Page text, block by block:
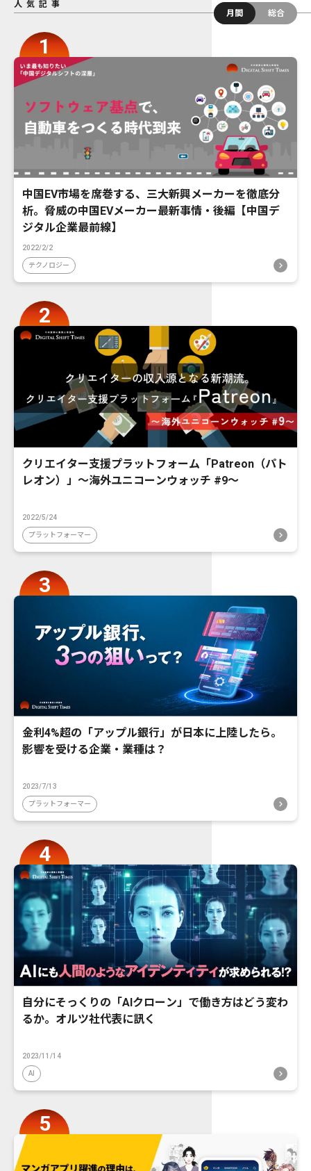
人気記事
月間
総合
中国EV市場を席巻する、三大新興メーカーを徹底分
析。脅威の中国EVメーカー最新事情・後編【中国デ
ジタル企業最前線】
2022/2/2
テクノロジー
クリエイター支援プラットフォーム「Patreon（パト
レオン）」〜海外ユニコーンウォッチ #9〜
2022/5/24
プラットフォーマー
金利4%超の「アップル銀行」が日本に上陸したら。
影響を受ける企業・業種は？
2023/7/13
プラットフォーマー
自分にそっくりの「AIクローン」で働き方はどう変わ
るか。オルツ社代表に訊く
2023/11/14
AI